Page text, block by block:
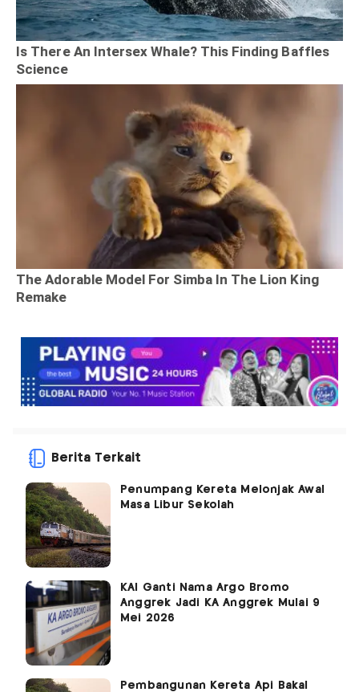
Berita Terkait
Penumpang Kereta Melonjak Awal
Masa Libur Sekolah
KAI Ganti Nama Argo Bromo
Anggrek Jadi KA Anggrek Mulai 9
Mei 2026
Pembangunan Kereta Api Bakal